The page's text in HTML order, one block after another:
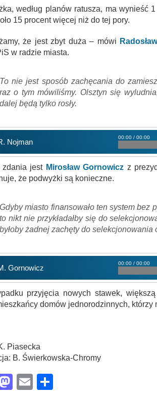
według planów ratusza, ma wynieść
15 procent więcej niż do tej pory.
że jest zbyt duża – mówi
w radzie miasta.
To nie jest sposób zachęcania do
raz o tym mówiliśmy. Olsztyn się
dalej będą tylko rosły.
Nojman
00:00 / 00:00
zdania jest Mirosław Gornowicz z
że podwyżki są konieczne.
Gdyby miasto finansowało ten system bez
to nikt nie przykładałby się do
byłoby żadnej zachęty do
Gornowicz
00:00 / 00:00
przyjęcia nowych stawek,
domów jednorodzinnych, którzy
Piasecka
B. Świerkowska-Chromy
Mastodon
Email